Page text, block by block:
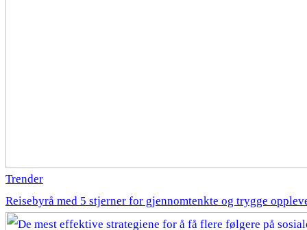
Trender
Reisebyrå med 5 stjerner for gjennomtenkte og trygge